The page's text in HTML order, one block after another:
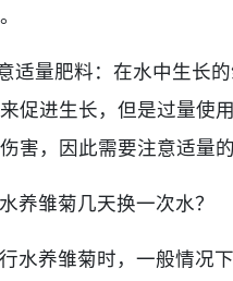
适量肥料：在水中生长
促进生长，但是过量使
害，因此需要注意适量的
养雏菊几天换一次水？
水养雏菊时，一般情况